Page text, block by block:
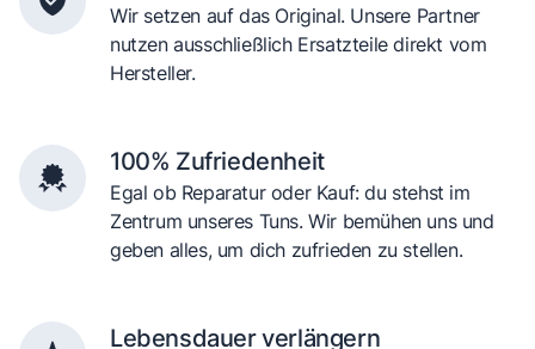
Wir setzen auf das Original. Unsere Partner
nutzen ausschließlich Ersatzteile direkt vom
Hersteller.
100% Zufriedenheit
Egal ob Reparatur oder Kauf: du stehst im
Zentrum unseres Tuns. Wir bemühen uns und
geben alles, um dich zufrieden zu stellen.
Lebensdauer verlängern